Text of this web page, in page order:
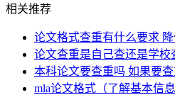
相关推荐
论文格式查重有什么要求
论文查重是自己查还是学校
本科论文要查重吗 如果要
mla论文格式（了解基本信